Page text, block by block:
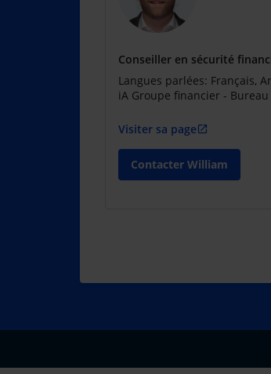
Conseiller en sécurité
Langues parlées: Français,
iA Groupe financier -
Visiter sa page open_in_new
Contacter William